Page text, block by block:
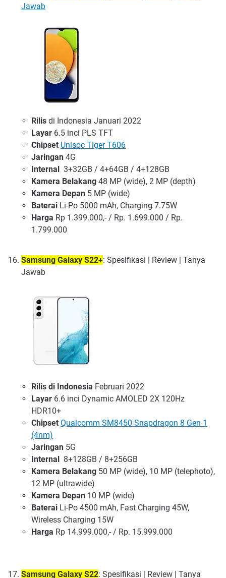
Jawab
Rilis di Indonesia Januari 2022
Layar 6.5 inci PLS TFT
Chipset Unisoc Tiger T606
Jaringan 4G
Internal
3+32GB / 4+64GB / 4+128GB
Kamera Belakang 48 MP (wide), 2 MP (depth)
Kamera Depan 5 MP (wide)
Baterai Li-Po 5000 mAh, Charging 7.75W
Harga Rp 1.399.000,- / Rp. 1.699.000 / Rp.
1.799.000
Samsung Galaxy S22+: Spesifikasi | Review | Tanya
Jawab
Rilis di Indonesia Februari 2022
Layar 6.6 inci Dynamic AMOLED 2X 120Hz
HDR10+
Chipset Qualcomm SM8450 Snapdragon 8 Gen 1
(4nm)
Jaringan 5G
Internal
8+128GB / 8+256GB
Kamera Belakang 50 MP (wide), 10 MP (telephoto),
12 MP (ultrawide)
Kamera Depan 10 MP (wide)
Baterai Li-Po 4500 mAh, Fast Charging 45W,
Wireless Charging 15W
Harga Rp 14.999.000,- / Rp. 15.999.000
Samsung Galaxy S22: Spesifikasi | Review | Tanya